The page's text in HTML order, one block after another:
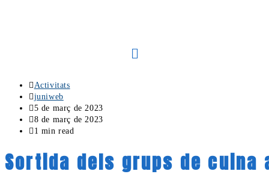
Activitats
juniweb
5 de març de 2023
8 de març de 2023
1 min read
Sortida dels grups de cuina